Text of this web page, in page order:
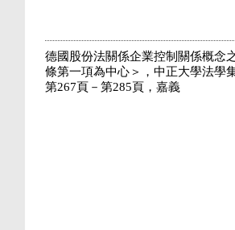
德國股份法關係企業控制關係概念
條第一項為中心＞，中正大學法學
第267頁－第285頁，嘉義